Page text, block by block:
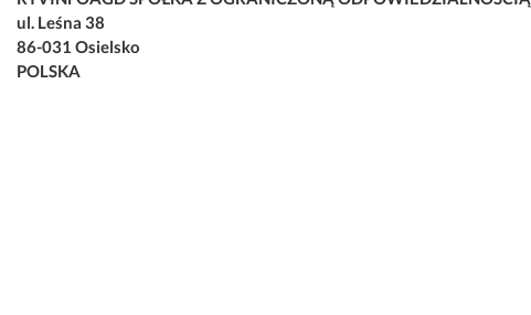
ul. Leśna 38
86-031 Osielsko
POLSKA